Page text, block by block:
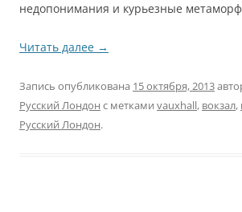
недопонимания и курьезные
Читать далее →
Запись опубликована 15 октября, 2013
Русский Лондон с метками vauxhall, вокзал,
Русский Лондон.